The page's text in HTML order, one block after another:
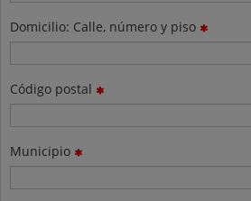
Domicilio: Calle, número y piso
Código postal
Municipio